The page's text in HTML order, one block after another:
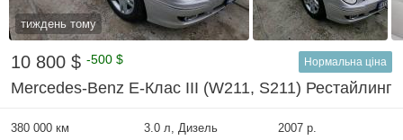
тиждень тому
10 800 $ -500 $ Нормальна ціна
Mercedes-Benz E-Клас III (W211, S211) Рестайлинг
380 000 км 3.0 л, Дизель
2007 р.